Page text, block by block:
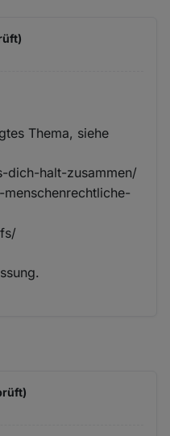
Thema, siehe
dich-halt-zusammen/